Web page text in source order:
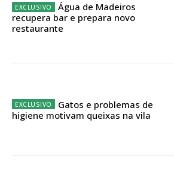
Sendo assinante terá acesso a todos os
Escolha o plano de assinatura
ASSINATURA
IMPRESSA
Água de Madeiros
recupera bar e prepara novo
restaurante
Gatos e problemas de
higiene motivam queixas na vila